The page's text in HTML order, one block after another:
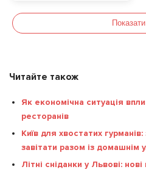
продукти позитивно
Читайте також
Як економічна ситуація
ресторанів
Київ для хвостатих
завітати разом із домашнім
Літні сніданки у Львові: нові